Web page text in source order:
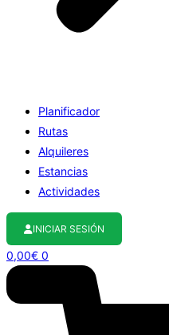
Planificador
Rutas
Alquileres
Estancias
Actividades
INICIAR SESIÓN
0,00€ 0